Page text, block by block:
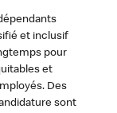
et inclusif
pour
et
Des
sont